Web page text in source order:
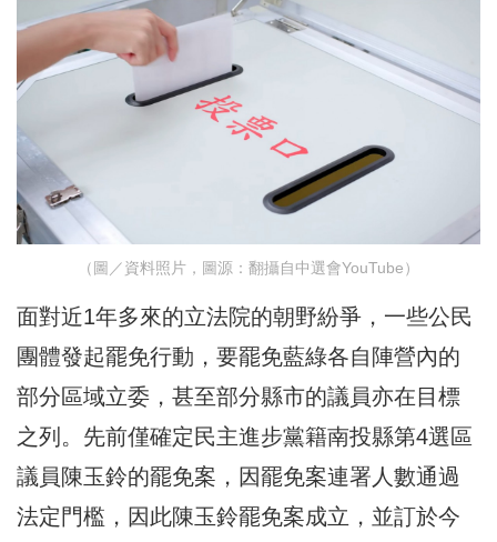
（圖／資料照片，圖源：翻攝自中選會YouTube）
面對近1年多來的立法院的朝野紛爭，一些公民
團體發起罷免行動，要罷免藍綠各自陣營內的
部分區域立委，甚至部分縣市的議員亦在目標
之列。先前僅確定民主進步黨籍南投縣第4選區
議員陳玉鈴的罷免案，因罷免案連署人數通過
法定門檻，因此陳玉鈴罷免案成立，並訂於今